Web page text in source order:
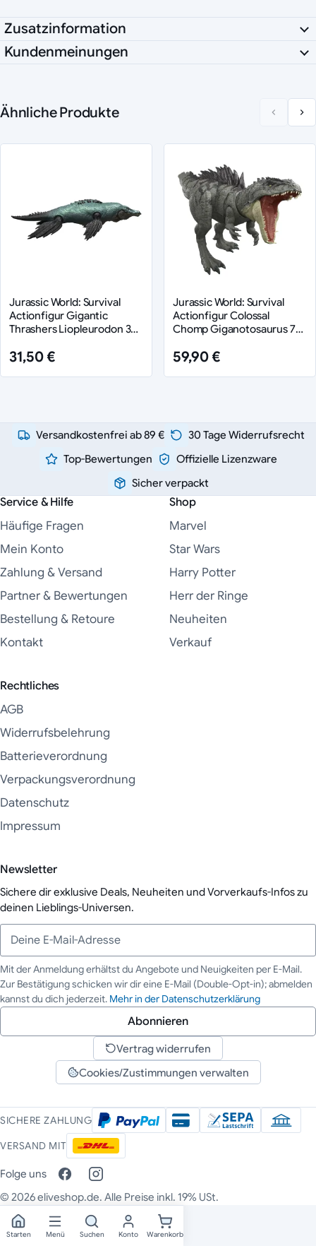
Zusatzinformation
Kundenmeinungen
Ähnliche Produkte
Jurassic World: Survival
Actionfigur Gigantic
Thrashers Liopleurodon 30
31,50 €
Jurassic World: Survival
Actionfigur Colossal
Chomp Giganotosaurus 71
59,90 €
Versandkostenfrei ab 89 €
30 Tage Widerrufsrecht
Top-Bewertungen
Offizielle Lizenzware
Sicher verpackt
Service & Hilfe
Häufige Fragen
Mein Konto
Zahlung & Versand
Partner & Bewertungen
Bestellung & Retoure
Kontakt
Shop
Marvel
Star Wars
Harry Potter
Herr der Ringe
Neuheiten
Verkauf
Rechtliches
AGB
Widerrufsbelehrung
Batterieverordnung
Verpackungsverordnung
Datenschutz
Impressum
Newsletter
Sichere dir exklusive Deals, Neuheiten und Vorverkaufs-Infos zu
deinen Lieblings-Universen.
Deine E-Mail-Adresse
Mit der Anmeldung erhältst du Angebote und Neuigkeiten per E-Mail.
Zur Bestätigung schicken wir dir eine E-Mail (Double-Opt-in); abmelden
kannst du dich jederzeit. Mehr in der Datenschutzerklärung
Abonnieren
Vertrag widerrufen
Cookies/Zustimmungen verwalten
SICHERE ZAHLUNG
VERSAND MIT
Folge uns
© 2026 eliveshop.de. Alle Preise inkl. 19% USt.
Starten Menü Suchen Konto Warenkorb